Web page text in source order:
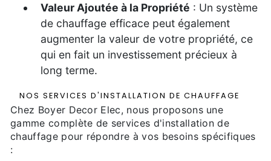
Valeur Ajoutée à la Propriété : Un système
de chauffage efficace peut également
augmenter la valeur de votre propriété, ce
qui en fait un investissement précieux à
long terme.
NOS SERVICES D'INSTALLATION DE CHAUFFAGE
Chez Boyer Decor Elec, nous proposons une
gamme complète de services d'installation de
chauffage pour répondre à vos besoins spécifiques
: